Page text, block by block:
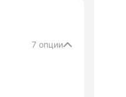
7 опции